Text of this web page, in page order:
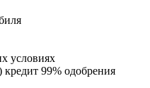
условиях
99% одобрения